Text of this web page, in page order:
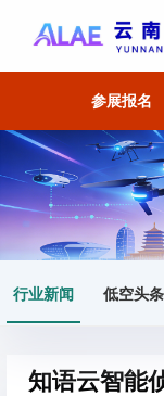
参展报名
行业新闻 低空头条
首页 行业新闻
知语云智能